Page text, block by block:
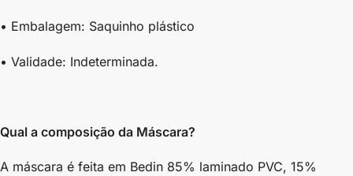
• Embalagem: Saquinho plástico
• Validade: Indeterminada.
Qual a composição da Máscara?
A máscara é feita em Bedin 85% laminado PVC, 15%